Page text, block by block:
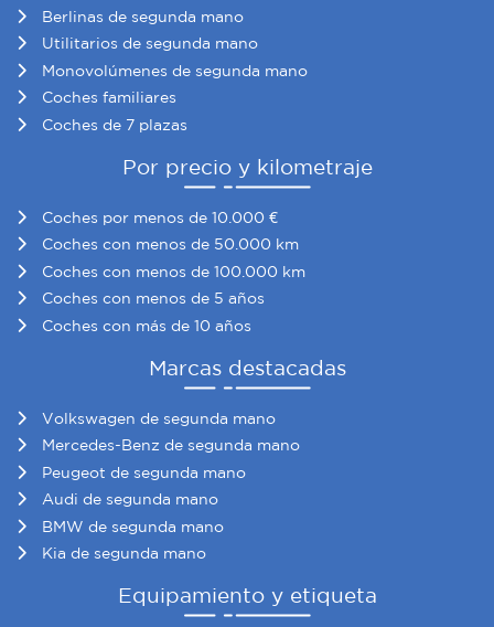
Berlinas de segunda mano
Utilitarios de segunda mano
Monovolúmenes de segunda mano
Coches familiares
Coches de 7 plazas
Por precio y kilometraje
Coches por menos de 10.000 €
Coches con menos de 50.000 km
Coches con menos de 100.000 km
Coches con menos de 5 años
Coches con más de 10 años
Marcas destacadas
Volkswagen de segunda mano
Mercedes-Benz de segunda mano
Peugeot de segunda mano
Audi de segunda mano
BMW de segunda mano
Kia de segunda mano
Equipamiento y etiqueta